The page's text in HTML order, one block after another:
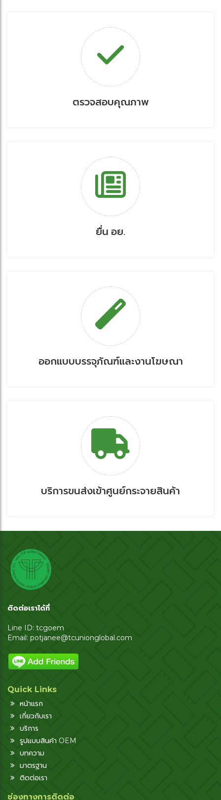
ตรวจสอบคุณภาพ
ยื่น อย.
ออกแบบบรรจุภัณฑ์และงานโฆษณา
บริการขนส่งเข้าศูนย์กระจายสินค้า
ติดต่อเราได้ที่
Line ID: tcgoem
Email: potjanee@tcunionglobal.com
Quick Links
หน้าแรก
เกี่ยวกับเรา
บริการ
รูปแบบสินค้า OEM
บทความ
มาตรฐาน
ติดต่อเรา
ช่องทางการติดต่อ